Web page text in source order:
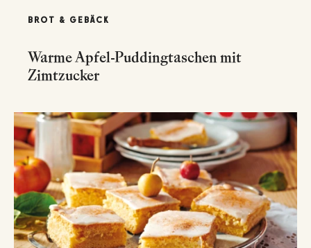
BROT & GEBÄCK
Warme Apfel-Puddingtaschen mit
Zimtzucker